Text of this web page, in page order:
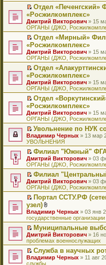
и
ю
о
б
щ
е
н
и
ю
о
м
у
с
о
о
б
щ
е
н
и
ю
т
а
н
н
о
м
у
с
о
о
б
щ
е
н
и
ю
о
ч
т
а
н
н
м
у
с
о
б
щ
е
н
ю
у
н
п
р
о
ч
т
а
н
н
м
у
с
о
б
щ
е
н
и
ю
е
р
о
м
у
н
п
р
о
ч
т
а
н
н
м
у
с
о
о
б
щ
е
н
и
ю
й
т
к
п
е
р
о
м
у
н
п
р
о
ч
т
а
н
н
о
м
у
с
о
о
б
щ
е
н
и
ю
П
р
е
й
т
к
п
е
р
о
м
у
н
п
р
о
ч
и
т
а
н
н
о
м
у
с
о
о
б
щ
е
н
и
ю
Отдел
«Росжилкомплекс»
Дмитрий Викторович » 15
ОРГАНЫ (ДЖО,
П
р
е
й
т
к
п
е
р
о
м
у
н
е
п
р
о
ч
и
т
а
н
н
о
м
у
с
о
о
б
щ
е
н
и
Отдел «Мирный»
«Росжилкомплекс»
Дмитрий Викторович » 15
ОРГАНЫ (ДЖО,
П
р
е
й
т
к
п
е
р
в
о
м
у
н
е
п
р
о
ч
и
т
а
н
н
о
м
у
с
о
о
Отдел
«Росжилкомплекс»
Дмитрий Викторович » 15
ОРГАНЫ (ДЖО,
П
р
е
й
т
и
к
п
е
р
в
о
м
у
н
е
п
р
о
ч
и
т
а
н
н
о
Отдел
«Росжилкомплекс»
Дмитрий Викторович » 15
ОРГАНЫ (ДЖО,
П
е
р
е
й
т
и
к
п
е
р
в
о
м
у
н
е
п
р
о
ч
и
Увольнение по НУК
Владимир Черных » 13 мар
УВОЛЬНЕНИЯ
П
е
р
е
й
т
и
к
п
е
р
в
о
м
у
н
е
п
Филиал "Южный"
Дмитрий Викторович » 03
ОРГАНЫ (ДЖО,
П
е
р
й
т
и
к
п
е
р
в
о
м
Филиал
Дмитрий Викторович » 03
ОРГАНЫ (ДЖО,
П
е
р
е
й
т
и
к
п
е
р
Портал ССТУ.РФ
узел)
В
л
о
ж
е
н
и
я
Владимир Черных » 03 янв
государственные организации
П
е
р
е
й
т
Муниципальные
Дмитрий Викторович » 16
проблемах военнослужащих
П
е
Служба в научных
Владимир Черных » 11 авг
службы